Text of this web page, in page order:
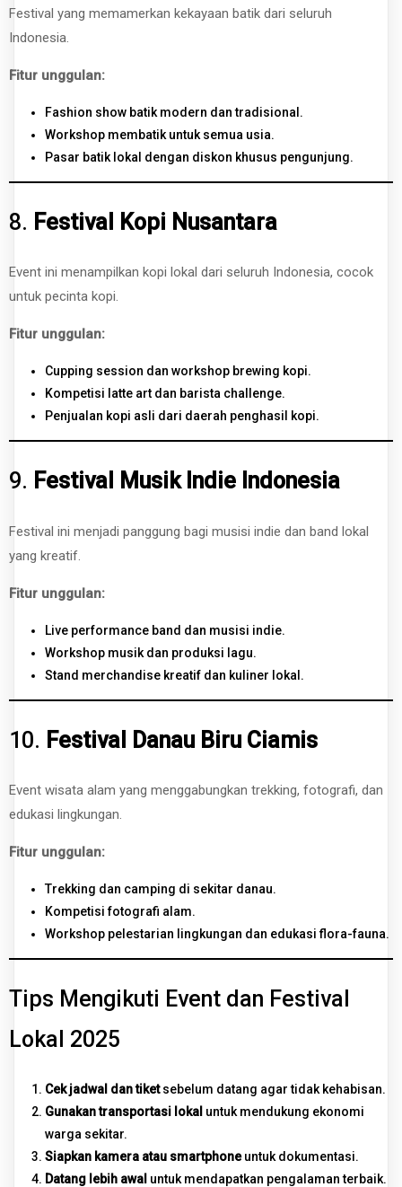
Festival yang memamerkan kekayaan batik dari seluruh
Indonesia.
Fitur unggulan:
Fashion show batik modern dan tradisional.
Workshop membatik untuk semua usia.
Pasar batik lokal dengan diskon khusus pengunjung.
8. Festival Kopi Nusantara
Event ini menampilkan kopi lokal dari seluruh Indonesia, cocok
untuk pecinta kopi.
Fitur unggulan:
Cupping session dan workshop brewing kopi.
Kompetisi latte art dan barista challenge.
Penjualan kopi asli dari daerah penghasil kopi.
9. Festival Musik Indie Indonesia
Festival ini menjadi panggung bagi musisi indie dan band lokal
yang kreatif.
Fitur unggulan:
Live performance band dan musisi indie.
Workshop musik dan produksi lagu.
Stand merchandise kreatif dan kuliner lokal.
10. Festival Danau Biru Ciamis
Event wisata alam yang menggabungkan trekking, fotografi, dan
edukasi lingkungan.
Fitur unggulan:
Trekking dan camping di sekitar danau.
Kompetisi fotografi alam.
Workshop pelestarian lingkungan dan edukasi flora-fauna.
Tips Mengikuti Event dan Festival
Lokal 2025
Cek jadwal dan tiketsebelum datang agar tidak kehabisan.
Gunakan transportasi lokal untuk mendukung ekonomi
warga sekitar.
Siapkan kamera atau smartphoneuntuk dokumentasi.
Datang lebih awal untuk mendapatkan pengalaman terbaik.